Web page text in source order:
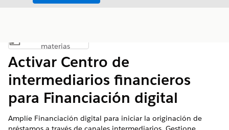
Mostrar índice de materias
materias
Activar Centro de
intermediarios financieros
para Financiación digital
Amplíe Financiación digital para iniciar la originación de